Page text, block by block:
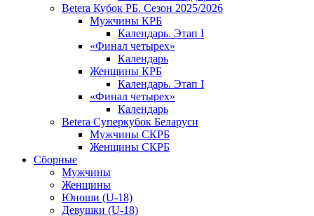
Betera Кубок РБ. Сезон 2025/2026
Мужчины КРБ
Календарь. Этап I
«Финал четырех»
Календарь
Женщины КРБ
Календарь. Этап I
«Финал четырех»
Календарь
Betera Суперкубок Беларуси
Мужчины СКРБ
Женщины СКРБ
Сборные
Мужчины
Женщины
Юноши (U-18)
Девушки (U-18)